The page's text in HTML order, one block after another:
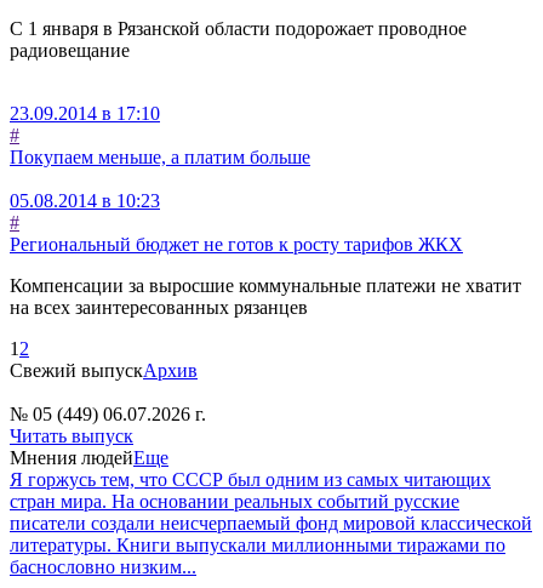
С 1 января в Рязанской области подорожает проводное
радиовещание
23.09.2014 в 17:10
#
Покупаем меньше, а платим больше
05.08.2014 в 10:23
#
Региональный бюджет не готов к росту тарифов ЖКХ
Компенсации за выросшие коммунальные платежи не хватит
на всех заинтересованных рязанцев
1 2
Свежий выпускАрхив
№ 05 (449) 06.07.2026 г.
Читать выпуск
Мнения людейЕще
Я горжусь тем, что СССР был одним из самых читающих
стран мира. На основании реальных событий русские
писатели создали неисчерпаемый фонд мировой классической
литературы. Книги выпускали миллионными тиражами по
баснословно низким...